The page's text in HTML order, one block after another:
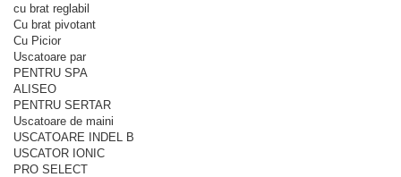
cu brat reglabil
Cu brat pivotant
Cu Picior
Uscatoare par
PENTRU SPA
ALISEO
PENTRU SERTAR
Uscatoare de maini
USCATOARE INDEL B
USCATOR IONIC
PRO SELECT